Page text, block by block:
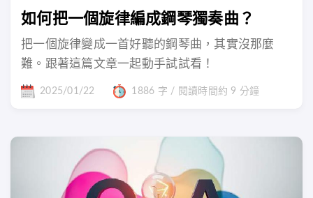
如何把一個旋律編成鋼琴獨奏曲？
把一個旋律變成一首好聽的鋼琴曲，其實沒那麼
難。跟著這篇文章一起動手試試看！
2025/01/22 1886 字 / 閱讀時間約 9 分鐘